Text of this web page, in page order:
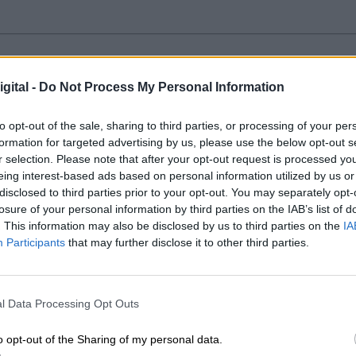
- Do Not Process My Personal Information
opt-out of the sale, sharing to third parties, or processing of your
for targeted advertising by us, please use the below opt-out
selection. Please note that after your opt-out request is processed
interest-based ads based on personal information utilized by us
to third parties prior to your opt-out. You may separately
of your personal information by third parties on the IAB’s list of
This information may also be disclosed by us to third parties on the
Participants that may further disclose it to other third parties.
Data Processing Opt Outs
opt-out of the Sharing of my personal data.
COVID EN UCI SUPERA EL 10%, EL
una significativa subida de contagios, pues
a los 948, según los últimos datos del Ministerio de
por afectados por coronavirus. El índice está a un
aplicado por la Comisión de Salud Pública, aunque el
en comparación con 2020.
JUEVES, 09 DICIEMBRE